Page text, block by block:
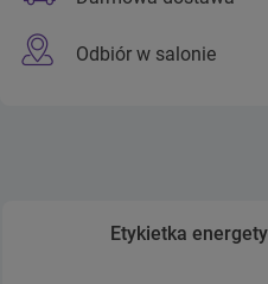
Odbiór w salonie
Etykietka
Zwiń sekcję